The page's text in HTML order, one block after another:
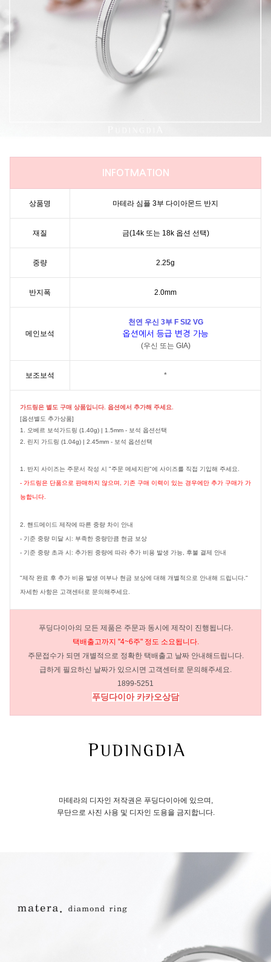
INFOTMATION
상품명 마테라 심플 3부 다이아몬드 반지
재질 금(14k 또는 18k 옵션 선택)
중량 2.25g
반지폭 2.0mm
메인보석
천연 우신 3부 F SI2 VG
옵션에서 등급 변경 가능
(우신 또는 GIA)
보조보석 *
가드링은 별도 구매 상품입니다. 옵션에서 추가해 주세요.
[옵션별도 추가상품]
1. 오베르 보석가드링 (1.40g) | 1.5mm - 보석 옵션선택
2. 린지 가드링 (1.04g) | 2.45mm - 보석 옵션선택
1. 반지 사이즈는 주문서 작성 시 "주문 메세지란"에 사이즈를 직접 기입해 주세요.
- 가드링은 단품으로 판매하지 않으며, 기존 구매 이력이 있는 경우에만 추가 구매가 가
능합니다.
2. 핸드메이드 제작에 따른 중량 차이 안내
- 기준 중량 미달 시: 부족한 중량만큼 현금 보상
- 기준 중량 초과 시: 추가된 중량에 따라 추가 비용 발생 가능, 후불 결제 안내
"제작 완료 후 추가 비용 발생 여부나 현금 보상에 대해 개별적으로 안내해 드립니다."
자세한 사항은 고객센터로 문의해주세요.
푸딩다이아의 모든 제품은 주문과 동시에 제작이 진행됩니다.
택배출고까지 "4~6주" 정도 소요됩니다.
주문접수가 되면 개별적으로 정확한 택배출고 날짜 안내해드립니다.
급하게 필요하신 날짜가 있으시면 고객센터로 문의해주세요.
1899-5251
푸딩다이아 카카오상담
마테라의 디자인 저작권은 푸딩다이아에 있으며,
무단으로 사진 사용 및 디자인 도용을 금지합니다.